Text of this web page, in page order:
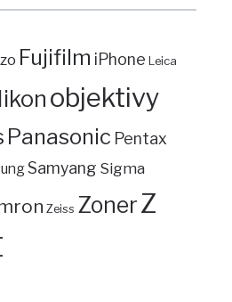
Fujifilm iPhone Leica
objektivy
Panasonic Pentax
Samyang Sigma
Zeiss ZonerZ